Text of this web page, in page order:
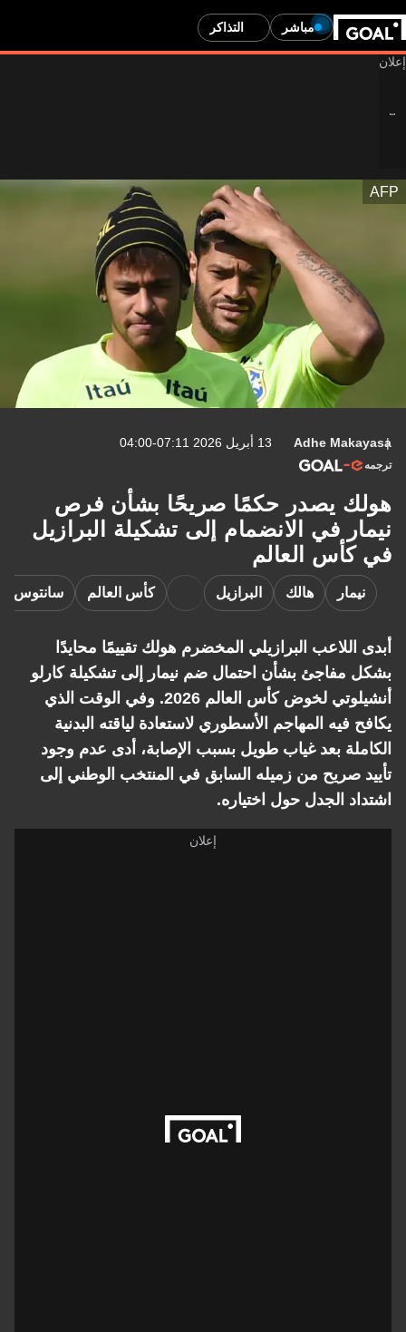
مباشر التذاكر
AFP
Adhe Makayasa 13 أبريل 2026 07:11-04:00
ترجمه
هولك يصدر حكمًا صريحًا بشأن فرص
نيمار في الانضمام إلى تشكيلة البرازيل
في كأس العالم
نيمار هالك البرازيل كأس العالم سانتوس
أبدى اللاعب البرازيلي المخضرم هولك تقييمًا محايدًا
بشكل مفاجئ بشأن احتمال ضم نيمار إلى تشكيلة كارلو
أنشيلوتي لخوض كأس العالم 2026. وفي الوقت الذي
يكافح فيه المهاجم الأسطوري لاستعادة لياقته البدنية
الكاملة بعد غياب طويل بسبب الإصابة، أدى عدم وجود
تأييد صريح من زميله السابق في المنتخب الوطني إلى
اشتداد الجدل حول اختياره.